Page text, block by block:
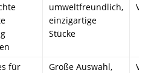
umweltfreundlich,
einzigartige
Stücke
für
Große Auswahl,